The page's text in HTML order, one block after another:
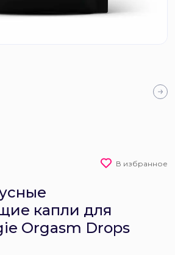
В избранное
капли для
Orgasm Drops